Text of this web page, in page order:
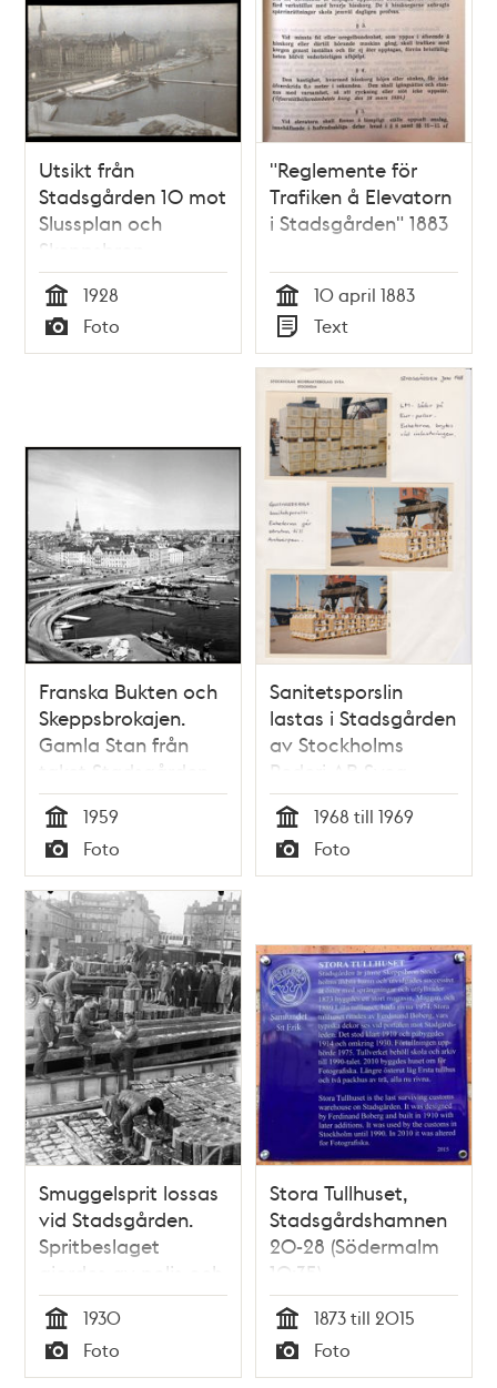
Utsikt från
Stadsgården 10 mot
Slussplan och
Skeppsbron
Tid
1928
Typ
Foto
"Reglemente för
Trafiken å Elevatorn
i Stadsgården" 1883
Tid
10 april 1883
Typ
Text
Franska Bukten och
Skeppsbrokajen.
Gamla Stan från
taket Stadsgården
10
Tid
1959
Typ
Foto
Sanitetsporslin
lastas i Stadsgården
av Stockholms
Rederi AB Svea
Tid
1968 till 1969
Typ
Foto
Smuggelsprit lossas
vid Stadsgården.
Spritbeslaget
gjordes av polis och
tull vid Sandskär,
natten till den 10
mars 1930.
Tid
1930
Typ
Foto
Stora Tullhuset,
Stadsgårdshamnen
20-28 (Södermalm
10:35)
Tid
1873 till 2015
Typ
Foto